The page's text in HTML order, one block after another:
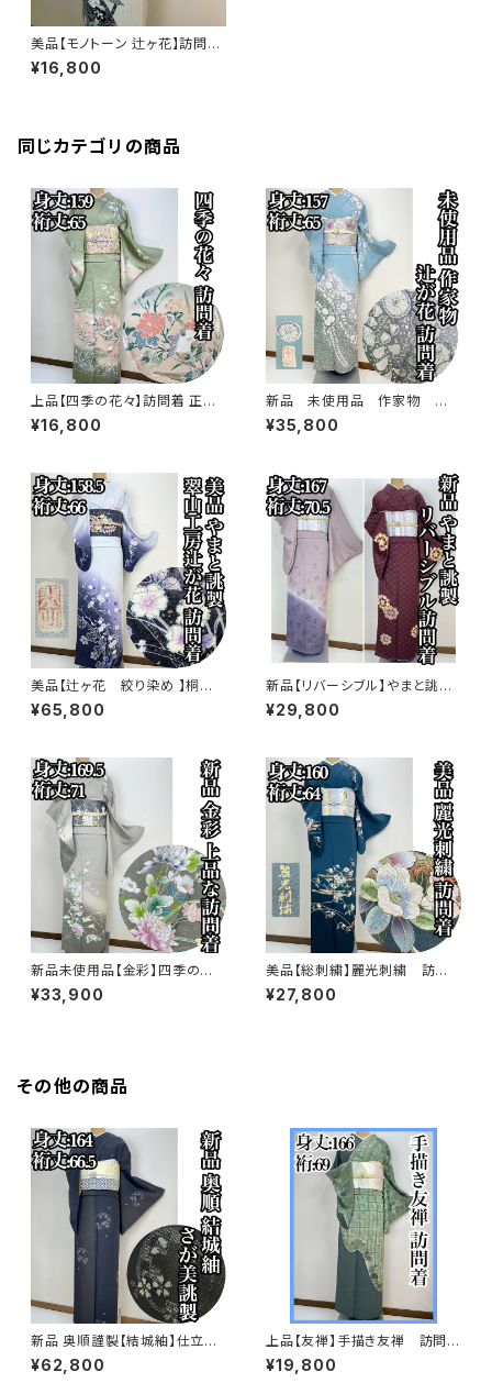
美品【モノトーン 辻ヶ花】訪問着
正絹 袷s211
¥16,800
同じカテゴリの商品
上品【四季の花々】訪問着 正絹
袷 s779
¥16,800
新品 未使用品 作家物 絞り
染め【辻ヶ花 】訪問着 正絹 袷 s
778
¥35,800
美品【辻ヶ花 絞り染め 】桐谷
翠山工房 訪問着 正絹 袷 s77
3
¥65,800
新品【リバーシブル】やまと誂
製 正絹 袷 訪問着s771
¥29,800
新品未使用品【金彩】四季の
花々 訪問着 正絹 袷 ガード加
工済s763
¥33,900
美品【総刺繍】麗光刺繍 訪問
着 正絹 袷 s761
¥27,800
その他の商品
新品 奥順謹製【結城紬】仕立て
上り おく玉 正絹 さが美 s74
8
¥62,800
上品【友禅】手描き友禅 訪問着
正絹s697
¥19,800